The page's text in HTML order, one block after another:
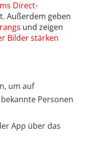
Direct-
Außerdem geben
und zeigen
Bilder stärken
um auf
Personen
App über das